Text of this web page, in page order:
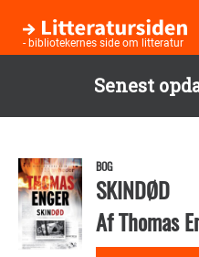
Senest
hovedindhold
- bibliotekernes side om litteratur
BOG
SKINDØD
AfThomas